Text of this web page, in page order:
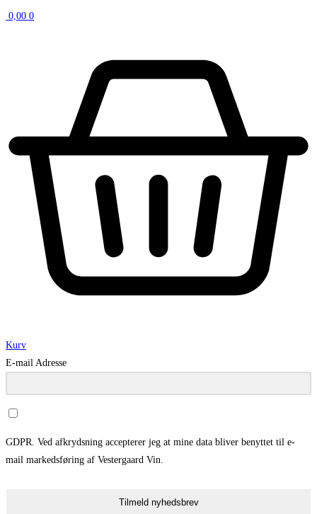
0,00 0
Kurv
E-mail Adresse
GDPR. Ved afkrydsning accepterer jeg at mine data bliver benyttet til e-
mail markedsføring af Vestergaard Vin.
Tilmeld nyhedsbrev